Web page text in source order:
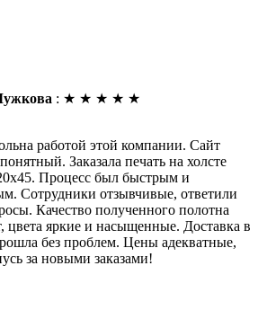
: ★ ★ ★ ★ ★
работой этой компании. Сайт
Заказала печать на холсте
Процесс был быстрым и
Сотрудники отзывчивые, ответили
Качество полученного полотна
цвета яркие и насыщенные. Доставка в
без проблем. Цены адекватные,
за новыми заказами!